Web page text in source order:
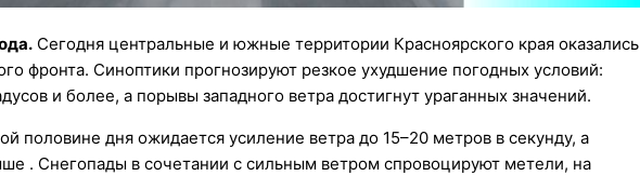
Сегодня центральные и южные территории Красноярского края оказались
фронта. Синоптики прогнозируют резкое ухудшение погодных условий:
и более, а порывы западного ветра достигнут ураганных значений.
половине дня ожидается усиление ветра до 15–20 метров в секунду, а
. Снегопады в сочетании с сильным ветром спровоцируют метели, на